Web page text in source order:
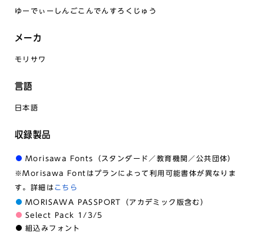
ゆーでぃーしんごこんでんすろくじゅう
メーカ
モリサワ
言語
日本語
収録製品
Morisawa Fonts（スタンダード／教育機関／公共団体）
※Morisawa Fontはプランによって利用可能書体が異なりま
す。詳細は こちら
MORISAWA PASSPORT（アカデミック版含む）
Select Pack 1/3/5
組込みフォント